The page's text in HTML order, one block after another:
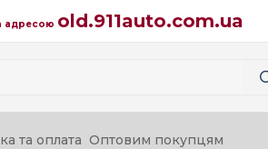
адресою old.911auto.com.ua
та оплата Оптовим покупцям